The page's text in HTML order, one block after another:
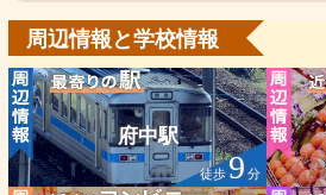
周辺情報と学校情報
府中駅
徒歩9分